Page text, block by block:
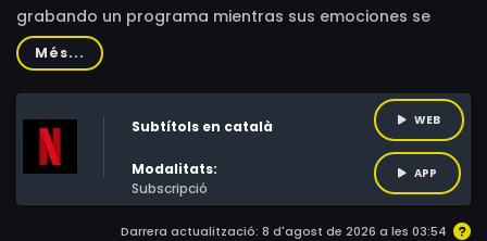
grabando un programa mientras sus emociones se
desvanecen entre subtítulos invisibles. ¿Logrará el amor
hacerse entender?
Més...
Subtítols en català
Modalitats:
Subscripció
WEB
APP
Darrera actualització: 8 d'agost de 2026 a les 03:54